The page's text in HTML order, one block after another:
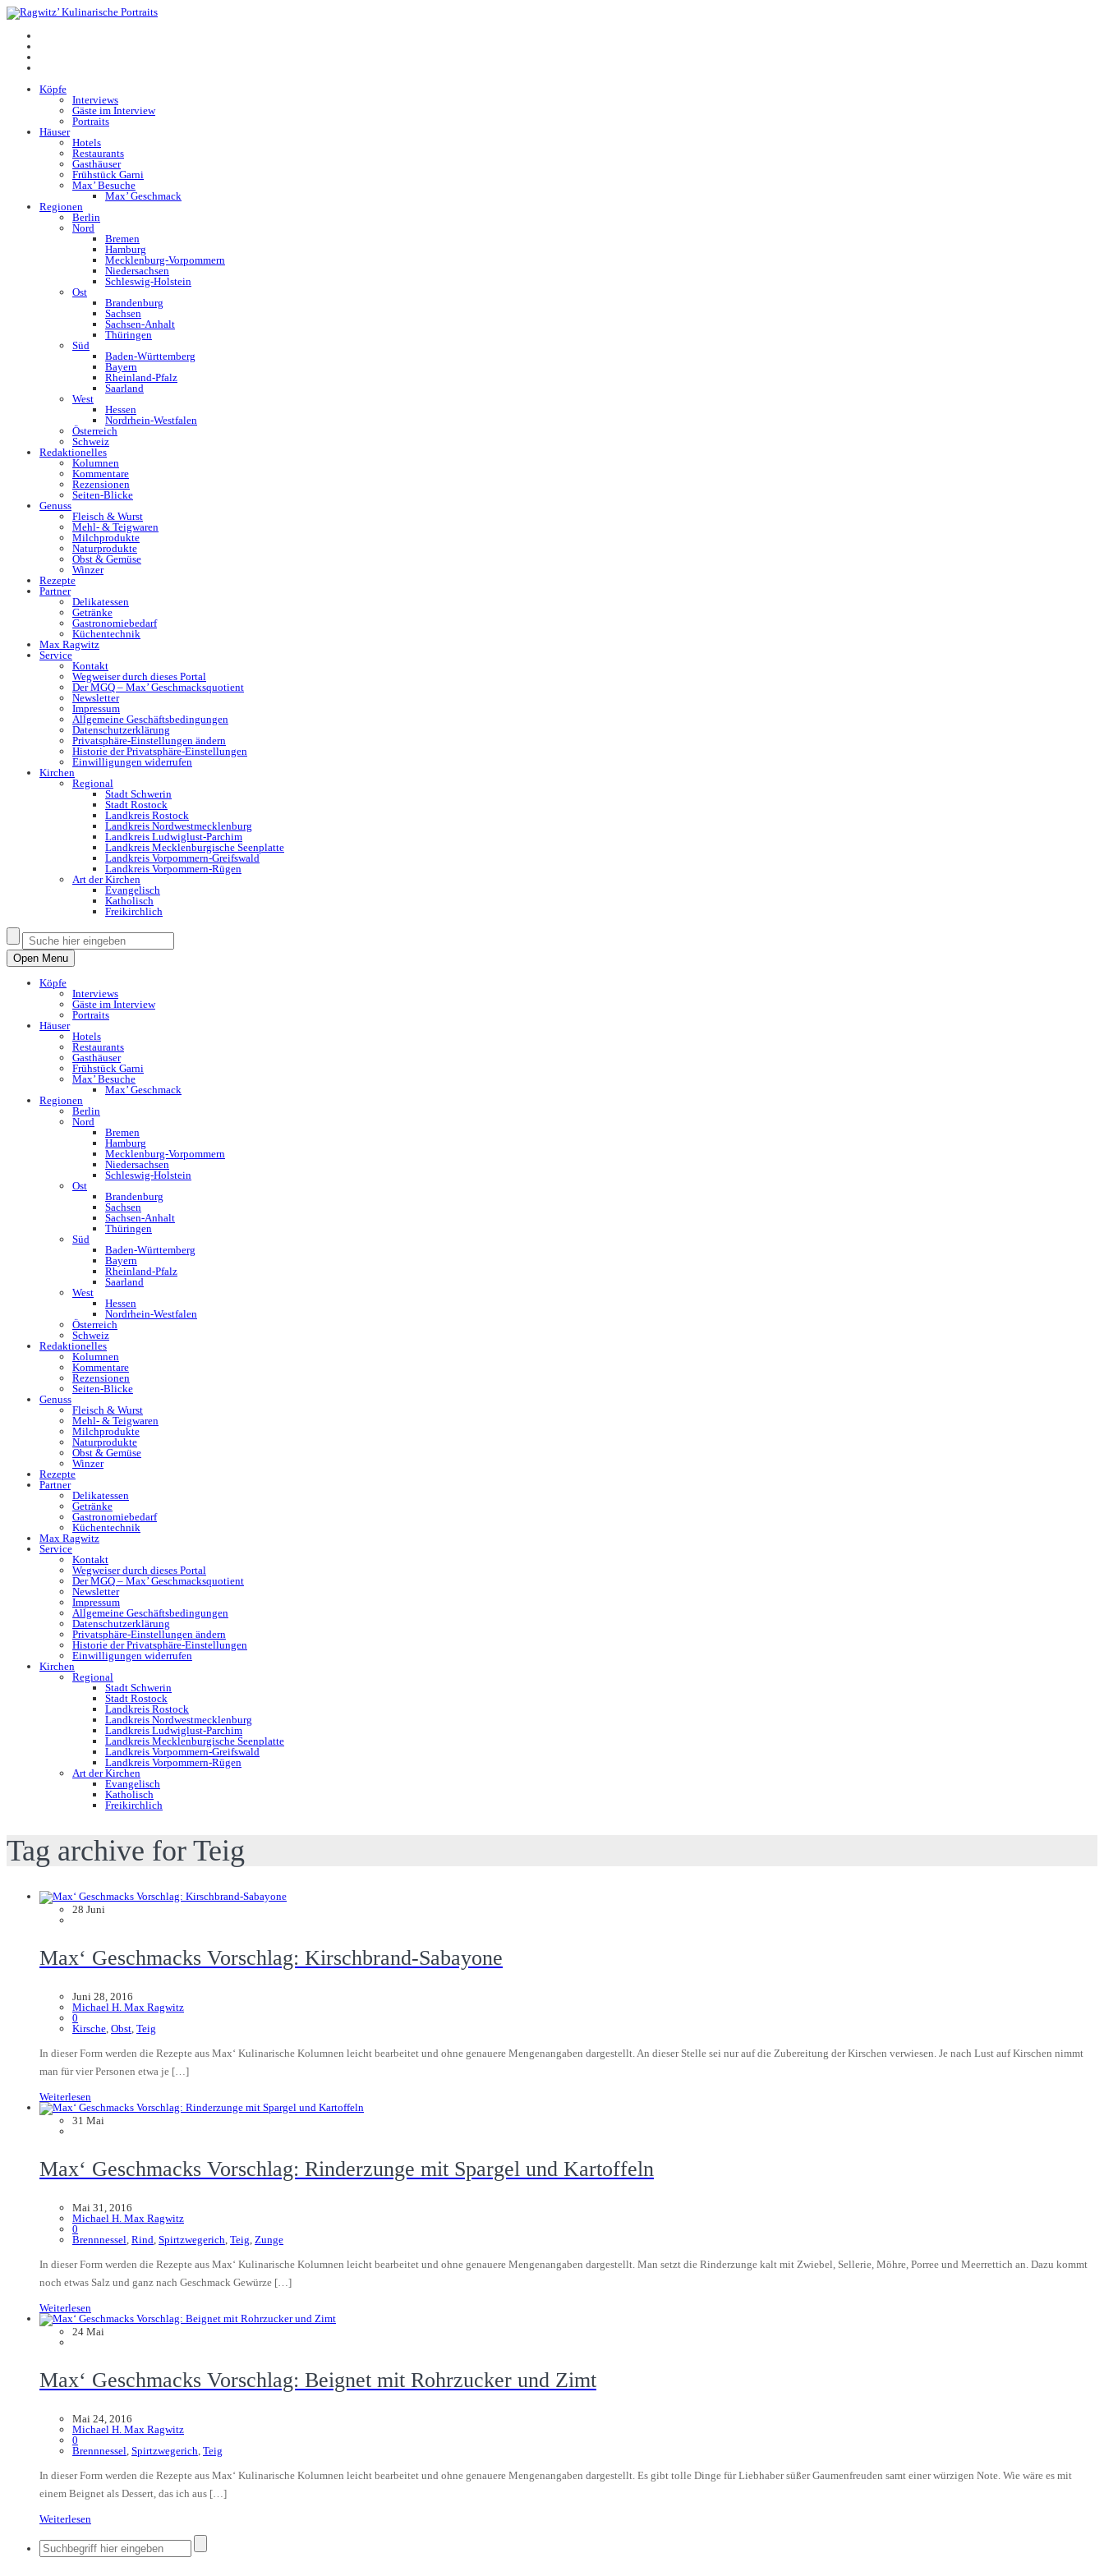
Köpfe
Interviews
Gäste im Interview
Portraits
Häuser
Hotels
Restaurants
Gasthäuser
Frühstück Garni
Max’ Besuche
Max’ Geschmack
Regionen
Berlin
Nord
Bremen
Hamburg
Mecklenburg-Vorpommern
Niedersachsen
Schleswig-Holstein
Ost
Brandenburg
Sachsen
Sachsen-Anhalt
Thüringen
Süd
Baden-Württemberg
Bayern
Rheinland-Pfalz
Saarland
West
Hessen
Nordrhein-Westfalen
Österreich
Schweiz
Redaktionelles
Kolumnen
Kommentare
Rezensionen
Seiten-Blicke
Genuss
Fleisch & Wurst
Mehl- & Teigwaren
Milchprodukte
Naturprodukte
Obst & Gemüse
Winzer
Rezepte
Partner
Delikatessen
Getränke
Gastronomiebedarf
Küchentechnik
Max Ragwitz
Service
Kontakt
Wegweiser durch dieses Portal
Der MGQ – Max’ Geschmacksquotient
Newsletter
Impressum
Allgemeine Geschäftsbedingungen
Datenschutzerklärung
Privatsphäre-Einstellungen ändern
Historie der Privatsphäre-Einstellungen
Einwilligungen widerrufen
Kirchen
Regional
Stadt Schwerin
Stadt Rostock
Landkreis Rostock
Landkreis Nordwestmecklenburg
Landkreis Ludwiglust-Parchim
Landkreis Mecklenburgische Seenplatte
Landkreis Vorpommern-Greifswald
Landkreis Vorpommern-Rügen
Art der Kirchen
Evangelisch
Katholisch
Freikirchlich
Open Menu
Köpfe
Interviews
Gäste im Interview
Portraits
Häuser
Hotels
Restaurants
Gasthäuser
Frühstück Garni
Max’ Besuche
Max’ Geschmack
Regionen
Berlin
Nord
Bremen
Hamburg
Mecklenburg-Vorpommern
Niedersachsen
Schleswig-Holstein
Ost
Brandenburg
Sachsen
Sachsen-Anhalt
Thüringen
Süd
Baden-Württemberg
Bayern
Rheinland-Pfalz
Saarland
West
Hessen
Nordrhein-Westfalen
Österreich
Schweiz
Redaktionelles
Kolumnen
Kommentare
Rezensionen
Seiten-Blicke
Genuss
Fleisch & Wurst
Mehl- & Teigwaren
Milchprodukte
Naturprodukte
Obst & Gemüse
Winzer
Rezepte
Partner
Delikatessen
Getränke
Gastronomiebedarf
Küchentechnik
Max Ragwitz
Service
Kontakt
Wegweiser durch dieses Portal
Der MGQ – Max’ Geschmacksquotient
Newsletter
Impressum
Allgemeine Geschäftsbedingungen
Datenschutzerklärung
Privatsphäre-Einstellungen ändern
Historie der Privatsphäre-Einstellungen
Einwilligungen widerrufen
Kirchen
Regional
Stadt Schwerin
Stadt Rostock
Landkreis Rostock
Landkreis Nordwestmecklenburg
Landkreis Ludwiglust-Parchim
Landkreis Mecklenburgische Seenplatte
Landkreis Vorpommern-Greifswald
Landkreis Vorpommern-Rügen
Art der Kirchen
Evangelisch
Katholisch
Freikirchlich
Tag archive for Teig
28 Juni
Max‘ Geschmacks Vorschlag: Kirschbrand-Sabayone
Juni 28, 2016
Michael H. Max Ragwitz
0
Kirsche Obst Teig
In dieser Form werden die Rezepte aus Max‘ Kulinarische Kolumnen leicht bearbeitet und ohne genauere Mengenangaben dargestellt. An dieser Stelle sei nur auf die Zubereitung der Kirschen verwiesen. Je nach Lust auf Kirschen nimmt
man für vier Personen etwa je […]
Weiterlesen
31 Mai
Max‘ Geschmacks Vorschlag: Rinderzunge mit Spargel und Kartoffeln
Mai 31, 2016
Michael H. Max Ragwitz
0
Brennnessel Rind Spirtzwegerich Teig Zunge
In dieser Form werden die Rezepte aus Max‘ Kulinarische Kolumnen leicht bearbeitet und ohne genauere Mengenangaben dargestellt. Man setzt die Rinderzunge kalt mit Zwiebel, Sellerie, Möhre, Porree und Meerrettich an. Dazu kommt
noch etwas Salz und ganz nach Geschmack Gewürze […]
Weiterlesen
24 Mai
Max‘ Geschmacks Vorschlag: Beignet mit Rohrzucker und Zimt
Mai 24, 2016
Michael H. Max Ragwitz
0
Brennnessel Spirtzwegerich Teig
In dieser Form werden die Rezepte aus Max‘ Kulinarische Kolumnen leicht bearbeitet und ohne genauere Mengenangaben dargestellt. Es gibt tolle Dinge für Liebhaber süßer Gaumenfreuden samt einer würzigen Note. Wie wäre es mit
einem Beignet als Dessert, das ich aus […]
Weiterlesen